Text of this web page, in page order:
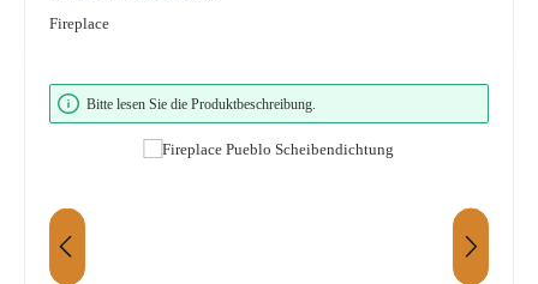
Fireplace
Bildergalerie überspringen
Bitte lesen Sie die Produktbeschreibung.